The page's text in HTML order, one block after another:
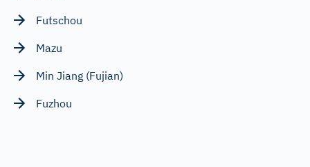
Futschou
Mazu
Min Jiang (Fujian)
Fuzhou